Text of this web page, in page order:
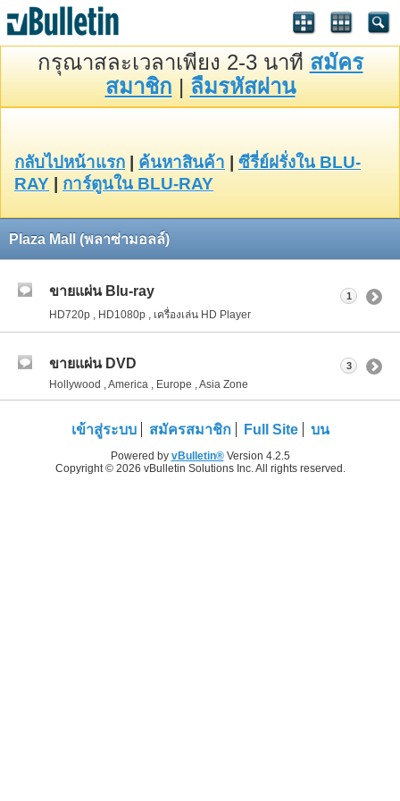
กรุณาสละเวลาเพียง 2-3 นาที สมัคร
สมาชิก | ลืมรหัสผ่าน
กลับไปหน้าแรก ค้นหาสินค้า
ซีรี่ย์ฝรั่งใน BLU-
RAY
การ์ตูนใน BLU-RAY
Plaza Mall (พลาซ่ามอลล์)
ขายแผ่น Blu-ray
HD720p , HD1080p , เครื่องเล่น HD Player
1
ขายแผ่น DVD
Hollywood , America , Europe , Asia Zone
3
เข้าสู่ระบบ สมัครสมาชิก Full Site บน
Powered by vBulletin®Version 4.2.5
Copyright © 2026 vBulletin Solutions Inc. All rights reserved.